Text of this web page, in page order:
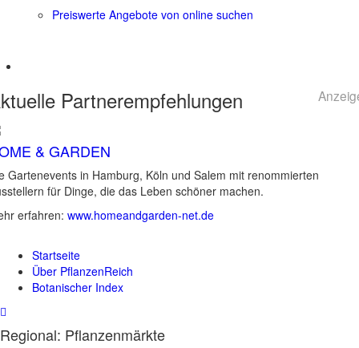
Preiswerte Angebote von online suchen
Partnerempfehlungen
& GARDEN
Gartenevents in Hamburg, Köln und Salem mit renommierten
für Dinge, die das Leben schöner machen.
erfahren: www.homeandgarden-net.de
Startseite
Über PflanzenReich
Botanischer Index
Regional: Pflanzenmärkte